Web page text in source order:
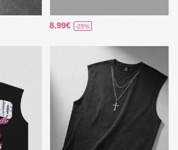
8.99€ -25%